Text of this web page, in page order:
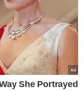
berlaku.